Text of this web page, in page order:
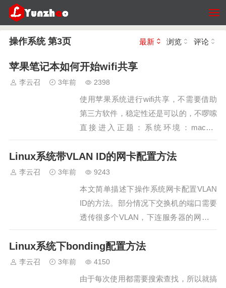
操作系统 第3页 最新 浏览 评论
苹果笔记本如何开始wifi共享
李云召 3年前 2398
使用苹果系统进行wifi共享，不需要借助
第三方软件，稳定性还是可以的，不啰嗦
直接进入正题：系统环境：macOS
Mojave 10.14.6（其他的系统估计也一
样）1、打开“系统偏好设置”，选择如下
“共享”。…
Linux系统带VLAN ID的网卡配置方法
李云召 3年前 9243
本文简单描述下操作系统网卡配置VLAN
ID的方法。部分情况下交换机的端口需要
透传很多个VLAN，下连服务器的网卡也
就需要单独的配置VLAN ID才能正常使
用，接下来以Linux 7.2举例配置（Linux
的bond配置可以参考…
Linux系统下bonding配置方法
李云召 3年前 4150
由于每次使用都需要搜索查找，所以就搞